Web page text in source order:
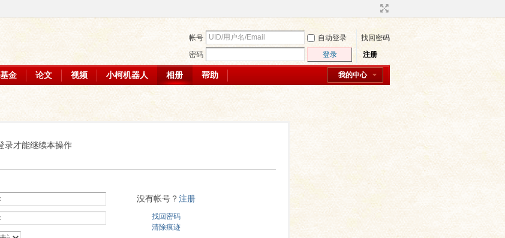
帐号 自动登录
找回密码
密码
登录 注册
我的中心
基金 论文 视频 小柯机器人 相册 帮助
录才能继续本操作
没有帐号？注册
找回密码
清除痕迹